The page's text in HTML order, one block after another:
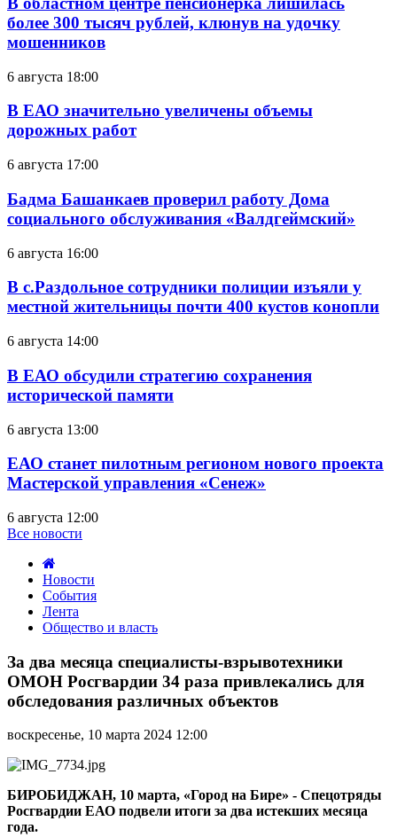
более 300 тысяч рублей, клюнув на удочку
мошенников
6 августа 18:00
В ЕАО значительно увеличены объемы
дорожных работ
6 августа 17:00
Бадма Башанкаев проверил работу Дома
социального обслуживания «Валдгеймский»
6 августа 16:00
В с.Раздольное сотрудники полиции изъяли у
местной жительницы почти 400 кустов конопли
6 августа 14:00
В ЕАО обсудили стратегию сохранения
исторической памяти
6 августа 13:00
ЕАО станет пилотным регионом нового проекта
Мастерской управления «Сенеж»
6 августа 12:00
Все новости
Новости
События
Лента
Общество и власть
два
месяца
специалисты-
взрывотехники
Росгвардии
раза
для
обследования
За два месяца специалисты-взрывотехники
ОМОН Росгвардии 34 раза привлекались для
обследования различных объектов
воскресенье, 10 марта 2024 12:00
БИРОБИДЖАН, 10 марта, «Город на Бире» - Спецотряды
Росгвардии ЕАО подвели итоги за два истекших месяца
года.